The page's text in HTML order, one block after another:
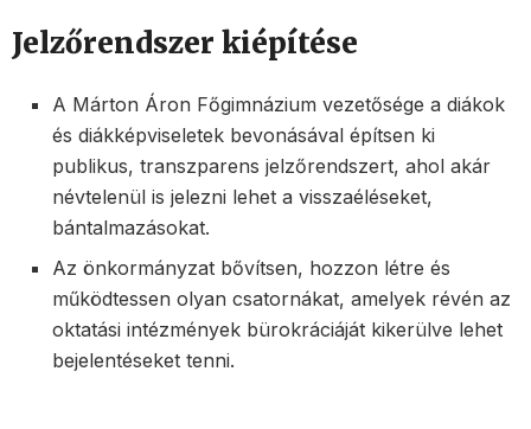
Jelzőrendszer kiépítése
A Márton Áron Főgimnázium vezetősége a diákok
és diákképviseletek bevonásával építsen ki
publikus, transzparens jelzőrendszert, ahol akár
névtelenül is jelezni lehet a visszaéléseket,
bántalmazásokat.
Az önkormányzat bővítsen, hozzon létre és
működtessen olyan csatornákat, amelyek révén az
oktatási intézmények bürokráciáját kikerülve lehet
bejelentéseket tenni.